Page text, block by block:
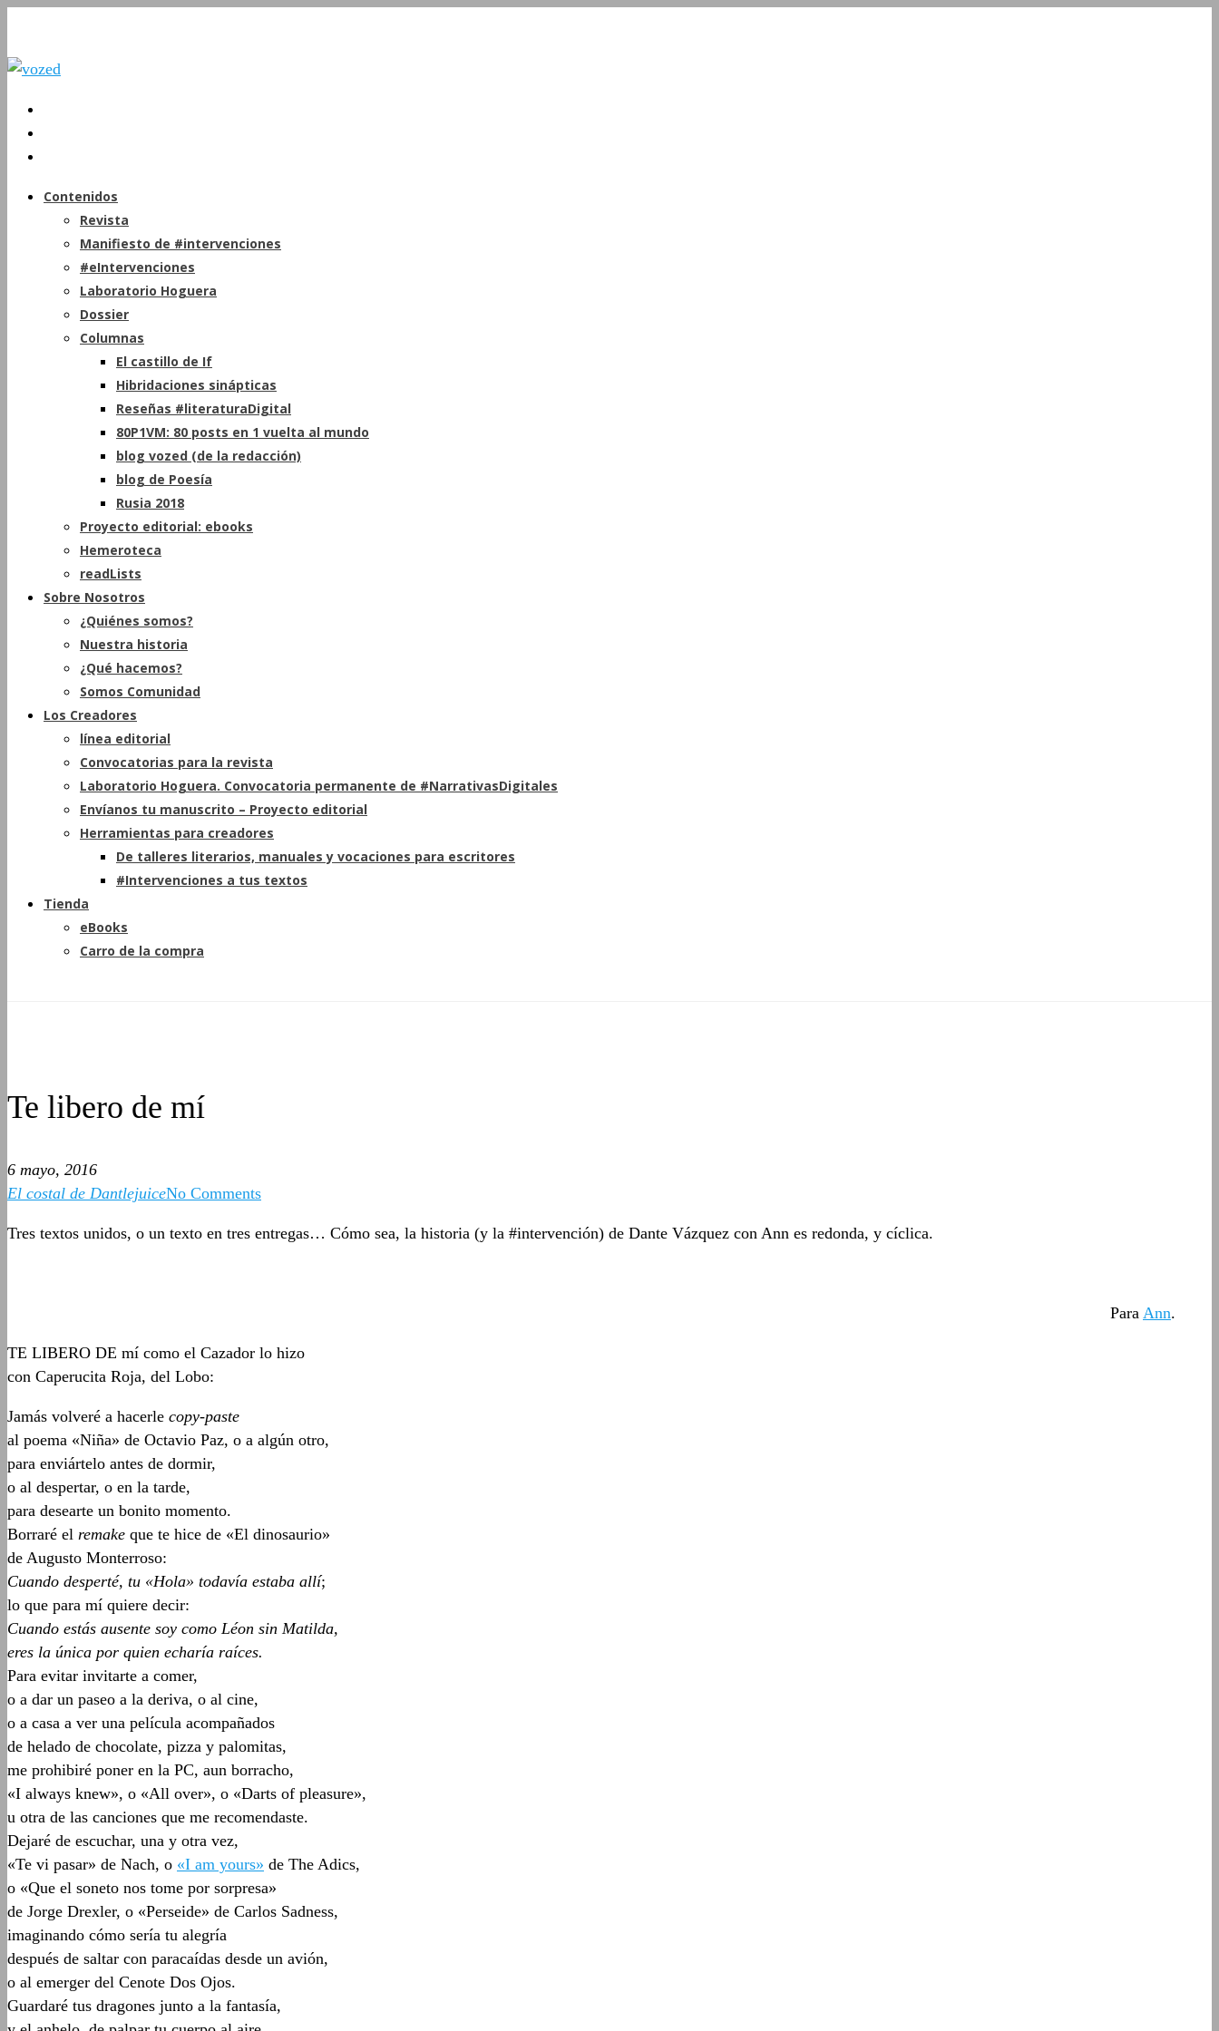
Contenidos
Revista
Manifiesto de #intervenciones
#eIntervenciones
Laboratorio Hoguera
Dossier
Columnas
El castillo de If
Hibridaciones sinápticas
Reseñas #literaturaDigital
80P1VM: 80 posts en 1 vuelta al mundo
blog vozed (de la redacción)
blog de Poesía
Rusia 2018
Proyecto editorial: ebooks
Hemeroteca
readLists
Sobre Nosotros
¿Quiénes somos?
Nuestra historia
¿Qué hacemos?
Somos Comunidad
Los Creadores
línea editorial
Convocatorias para la revista
Laboratorio Hoguera. Convocatoria permanente de #NarrativasDigitales
Envíanos tu manuscrito – Proyecto editorial
Herramientas para creadores
De talleres literarios, manuales y vocaciones para escritores
#Intervenciones a tus textos
Tienda
eBooks
Carro de la compra
Te libero de mí
6 mayo, 2016
El costal de DantlejuiceNo Comments
Tres textos unidos, o un texto en tres entregas… Cómo sea, la historia (y la #intervención) de Dante Vázquez con Ann es redonda, y cíclica.
Para Ann.
TE LIBERO DE mí como el Cazador lo hizo
con Caperucita Roja, del Lobo:
Jamás volveré a hacerle copy-paste
al poema «Niña» de Octavio Paz, o a algún otro,
para enviártelo antes de dormir,
o al despertar, o en la tarde,
para desearte un bonito momento.
Borraré el remake que te hice de «El dinosaurio»
de Augusto Monterroso:
Cuando desperté, tu «Hola» todavía estaba allí;
lo que para mí quiere decir:
Cuando estás ausente soy como Léon sin Matilda,
eres la única por quien echaría raíces.
Para evitar invitarte a comer,
o a dar un paseo a la deriva, o al cine,
o a casa a ver una película acompañados
de helado de chocolate, pizza y palomitas,
me prohibiré poner en la PC, aun borracho,
«I always knew», o «All over», o «Darts of pleasure»,
u otra de las canciones que me recomendaste.
Dejaré de escuchar, una y otra vez,
«Te vi pasar» de Nach, o «I am yours» de The Adics,
o «Que el soneto nos tome por sorpresa»
de Jorge Drexler, o «Perseide» de Carlos Sadness,
imaginando cómo sería tu alegría
después de saltar con paracaídas desde un avión,
o al emerger del Cenote Dos Ojos.
Guardaré tus dragones junto a la fantasía,